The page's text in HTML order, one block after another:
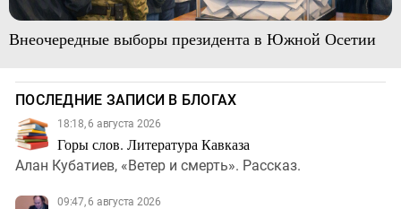
Внеочередные выборы президента в Южной Осетии
ПОСЛЕДНИЕ ЗАПИСИ В БЛОГАХ
18:18, 6 августа 2026
Горы слов. Литература Кавказа
Алан Кубатиев, «Ветер и смерть». Рассказ.
09:47, 6 августа 2026